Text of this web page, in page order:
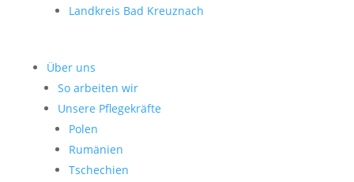
Landkreis Bad Kreuznach
Über uns
So arbeiten wir
Unsere Pflegekräfte
Polen
Rumänien
Tschechien